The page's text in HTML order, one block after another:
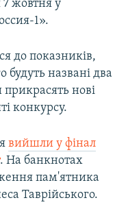
7 жовтня у
1».
до показників,
будуть названі два
нові
конкурсу.
вийшли у фінал
. На банкнотах
пам'ятника
Таврійського.